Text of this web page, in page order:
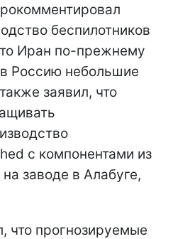
беспилотников
Иран по-прежнему
Россию небольшие
заявил, что
с компонентами из
заводе в Алабуге,
что прогнозируемые